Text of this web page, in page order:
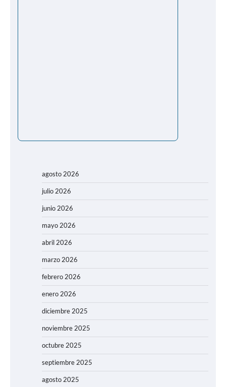
agosto 2026
julio 2026
junio 2026
mayo 2026
abril 2026
marzo 2026
febrero 2026
enero 2026
diciembre 2025
noviembre 2025
octubre 2025
septiembre 2025
agosto 2025